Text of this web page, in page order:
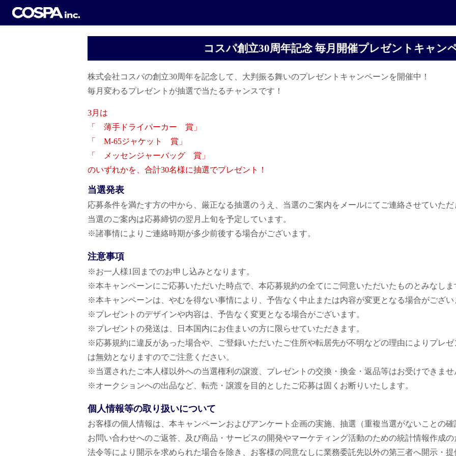
コスパ創立30周年記念 毎月開催プレゼントキャン
株式会社コスパの創立30周年を記念して、大判振る舞いのプレゼントキャンペーンを開催中！
毎月変わるプレゼントが抽選で当たるチャンスです！
3月は
「 薄手ドライパーカー 賞」
「 M-65ジャケット 賞」
「 メッセンジャーバッグ 賞」
のいずれかを、合計30名様に抽選でプレゼント！
当選発表
応募条件を満たす方の中から、厳正なる抽選のうえ、当選のご案内をメールにてご連絡させていただ
当選のご案内は応募締切の翌月上旬を予定しています。
※諸事情によりご連絡時期が多少前後する場合がございます。
注意事項
※お一人様1回までのお申し込みとなります。
※本キャンペーンにご応募いただいた時点で、本応募規約の全てにご同意いただいたものとみなしま
※本キャンペーンは、やむを得ない事情により、予告なく中止または内容が変更となる場合がござい
※プレゼントのデザインや内容は、予告なく変更となる場合がございます。
※プレゼントの発送は、日本国内にお住まいの方に限らせていただきます。
※応募規約に違反があった場合や、ご登録いただいたご住所や転居先が不明などの理由によりプレ
は無効となりますのでご注意ください。
※当選されたご本人様以外への当選権利の譲渡、プレゼントの交換・換金・返品等はお受けできませ
※オークションへの出品など、転売・譲渡を目的としたご応募は固くお断りいたします。
個人情報等の取り扱いについて
お客様の個人情報は、本キャンペーンおよびアンケート企画の実施、抽選（重複当選がないことの確
お問い合わせへのご返答、及び商品・サービスの開発やマーケティング活動のための統計情報作成の
法令等により開示を求められた場合を除き、お客様の同意なしに業務委託先以外の第三者へ開示・提